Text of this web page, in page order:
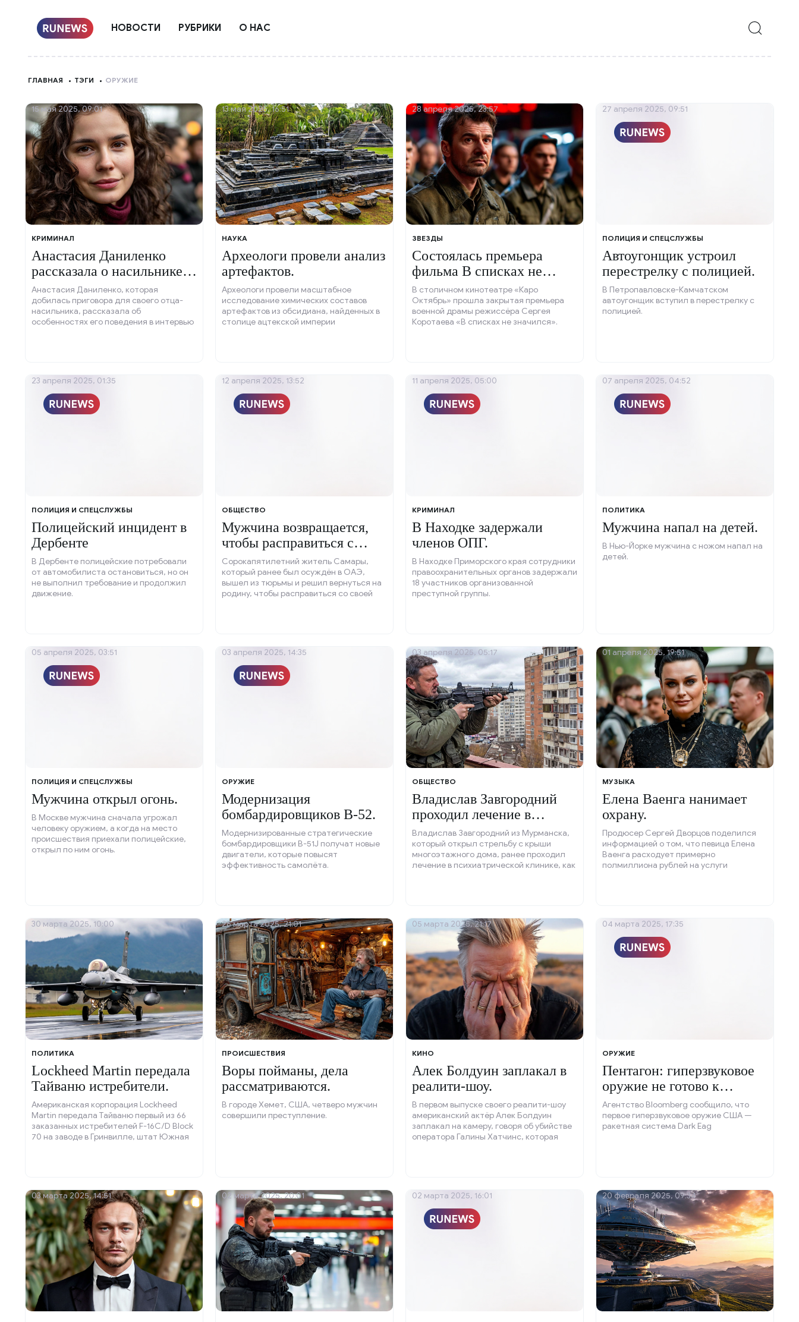
НОВОСТИ РУБРИКИ О НАС
ГЛАВНАЯ ТЭГИ ОРУЖИЕ
КРИМИНАЛ
Анастасия Даниленко
рассказала о насильнике-
отце.
Анастасия Даниленко, которая
добилась приговора для своего отца-
насильника, рассказала об
особенностях его поведения в интервью
виноватыми.
15 мая 2025, 09:01
НАУКА
Археологи провели анализ
артефактов.
Археологи провели масштабное
исследование химических составов
артефактов из обсидиана, найденных в
столице ацтекской империи
13 мая 2025, 16:51
ЗВЕЗДЫ
Состоялась премьера
фильма В списках не
значился.
В столичном кинотеатре «Каро
Октябрь» прошла закрытая премьера
военной драмы режиссёра Сергея
Коротаева «В списках не значился».
28 апреля 2025, 23:57
ПОЛИЦИЯ И СПЕЦСЛУЖБЫ
Автоугонщик устроил
перестрелку с полицией.
В Петропавловске-Камчатском
автоугонщик вступил в перестрелку с
полицией.
27 апреля 2025, 09:51
ПОЛИЦИЯ И СПЕЦСЛУЖБЫ
Полицейский инцидент в
Дербенте
В Дербенте полицейские потребовали
от автомобилиста остановиться, но он
не выполнил требование и продолжил
движение.
23 апреля 2025, 01:35
ОБЩЕСТВО
Мужчина возвращается,
чтобы расправиться с
женой.
Сорокапятилетний житель Самары,
который ранее был осуждён в ОАЭ,
вышел из тюрьмы и решил вернуться на
родину, чтобы расправиться со своей
12 апреля 2025, 13:52
КРИМИНАЛ
В Находке задержали
членов ОПГ.
В Находке Приморского края сотрудники
правоохранительных органов задержали
18 участников организованной
преступной группы.
11 апреля 2025, 05:00
ПОЛИТИКА
Мужчина напал на детей.
В Нью-Йорке мужчина с ножом напал на
детей.
07 апреля 2025, 04:52
ПОЛИЦИЯ И СПЕЦСЛУЖБЫ
Мужчина открыл огонь.
В Москве мужчина сначала угрожал
человеку оружием, а когда на место
происшествия приехали полицейские,
открыл по ним огонь.
05 апреля 2025, 03:51
ОРУЖИЕ
Модернизация
бомбардировщиков B-52.
Модернизированные стратегические
бомбардировщики B-51J получат новые
двигатели, которые повысят
эффективность самолёта.
03 апреля 2025, 14:35
ОБЩЕСТВО
Владислав Завгородний
проходил лечение в
психиатрической клинике.
Владислав Завгородний из Мурманска,
который открыл стрельбу с крыши
многоэтажного дома, ранее проходил
лечение в психиатрической клинике, как
03 апреля 2025, 05:17
МУЗЫКА
Елена Ваенга нанимает
охрану.
Продюсер Сергей Дворцов поделился
информацией о том, что певица Елена
Ваенга расходует примерно
полмиллиона рублей на услуги
01 апреля 2025, 19:51
ПОЛИТИКА
Lockheed Martin передала
Тайваню истребители.
Американская корпорация Lockheed
Martin передала Тайваню первый из 66
заказанных истребителей F-16C/D Block
70 на заводе в Гринвилле, штат Южная
30 марта 2025, 10:00
ПРОИСШЕСТВИЯ
Воры пойманы, дела
рассматриваются.
В городе Хемет, США, четверо мужчин
совершили преступление.
26 марта 2025, 21:01
КИНО
Алек Болдуин заплакал в
реалити-шоу.
В первом выпуске своего реалити-шоу
американский актёр Алек Болдуин
заплакал на камеру, говоря об убийстве
оператора Галины Хатчинс, которая
сдерживая своих эмоций от
болезненной темы.
05 марта 2025, 21:17
ОРУЖИЕ
Пентагон: гиперзвуковое
оружие не готово к
боевым действиям.
Агентство Bloomberg сообщило, что
первое гиперзвуковое оружие США —
ракетная система Dark Eag
04 марта 2025, 17:35
03 марта 2025, 14:51 02 марта 2025, 20:01 02 марта 2025, 16:01 20 февраля 2025, 09:34